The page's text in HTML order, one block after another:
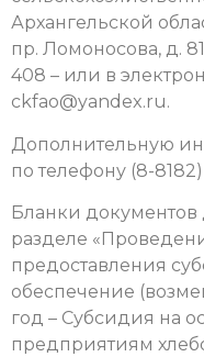
Архангельской
пр. Ломоносова, д.
408 – или в
ckfao@yandex.ru.
Дополнительную
по телефону (8-
Бланки документов
разделе
предоставления
обеспечение
год – Субсидия на
предприятиям